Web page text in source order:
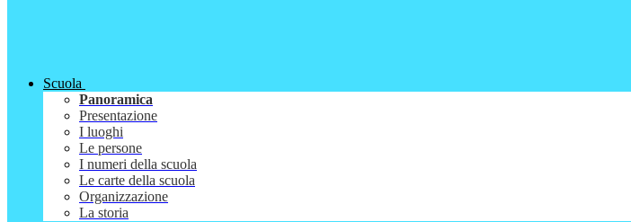
Scuola
Panoramica
Presentazione
I luoghi
Le persone
I numeri della scuola
Le carte della scuola
Organizzazione
La storia